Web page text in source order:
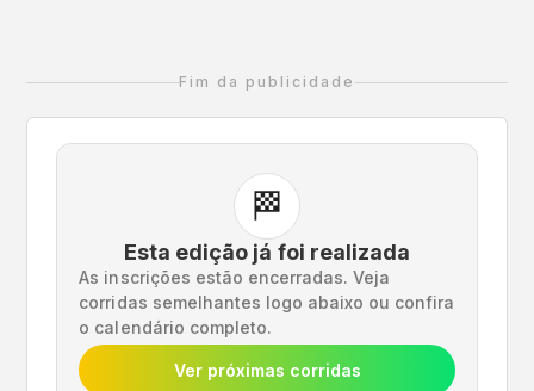
Fim da publicidade
🏁
Esta edição já foi realizada
As inscrições estão encerradas. Veja
corridas semelhantes logo abaixo ou confira
o calendário completo.
Ver próximas corridas